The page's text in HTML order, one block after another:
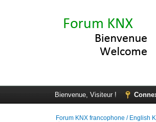
Bienvenue, Visiteur !
Forum KNX francophone / English